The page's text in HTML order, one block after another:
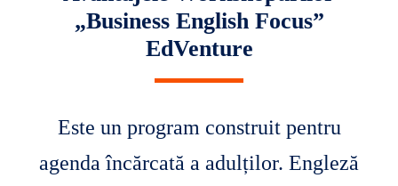
„Business English Focus”
EdVenture
Este un program construit pentru
agenda încărcată a adulților. Engleză